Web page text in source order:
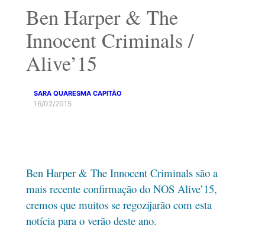
Ben Harper & The
Innocent Criminals /
Alive’15
SARA QUARESMA CAPITÃO
16/02/2015
Ben Harper & The Innocent Criminals são a
mais recente confirmação do NOS Alive’15,
cremos que muitos se regozijarão com esta
notícia para o verão deste ano.